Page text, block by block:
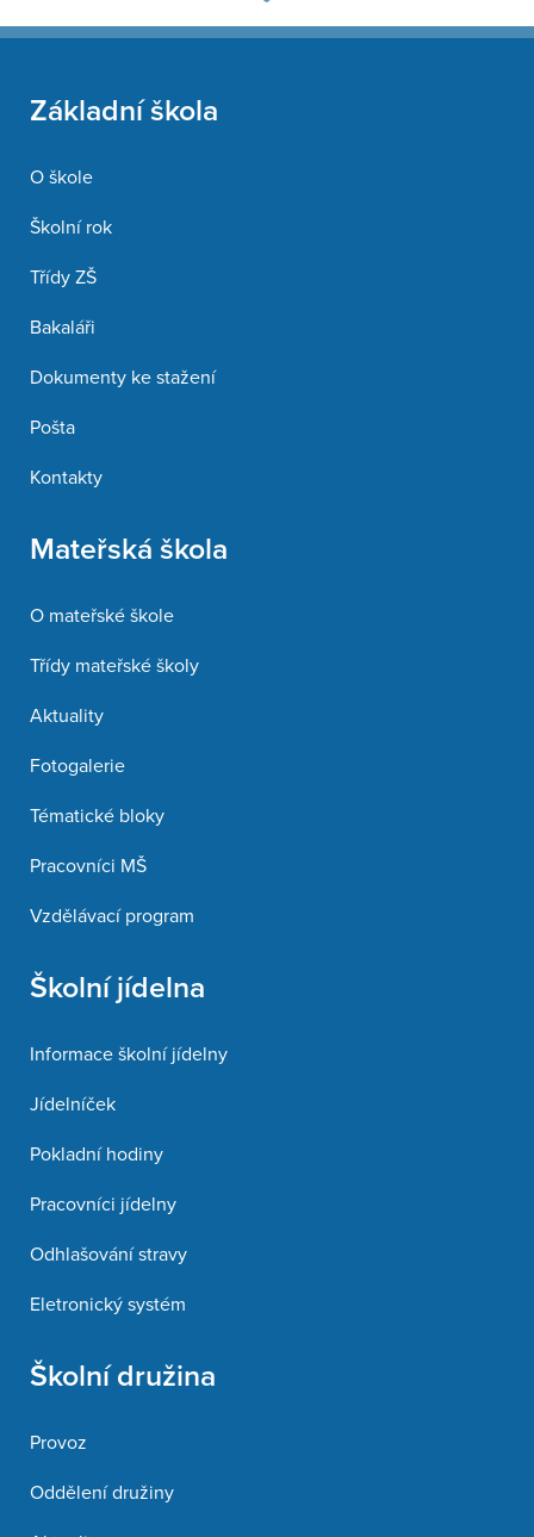
Základní škola
O škole
Školní rok
Třídy ZŠ
Bakaláři
Dokumenty ke stažení
Pošta
Kontakty
Mateřská škola
O mateřské škole
Třídy mateřské školy
Aktuality
Fotogalerie
Tématické bloky
Pracovníci MŠ
Vzdělávací program
Školní jídelna
Informace školní jídelny
Jídelníček
Pokladní hodiny
Pracovníci jídelny
Odhlašování stravy
Eletronický systém
Školní družina
Provoz
Oddělení družiny